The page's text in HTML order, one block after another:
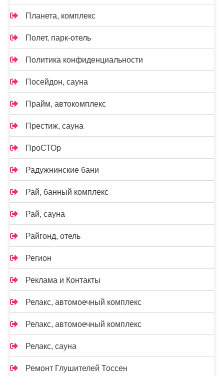
Планета, комплекс
Полет, парк-отель
Политика конфиденциальности
Посейдон, сауна
Прайм, автокомплекс
Престиж, сауна
ПроСТОр
Радужнинские бани
Рай, банный комплекс
Рай, сауна
Райгонд, отель
Регион
Реклама и Контакты
Релакс, автомоечный комплекс
Релакс, автомоечный комплекс
Релакс, сауна
Ремонт Глушителей Тоссен